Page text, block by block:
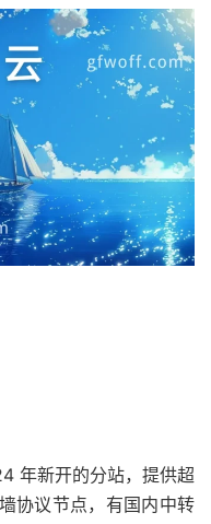
年新开的分站，提供超
协议节点，有国内中转